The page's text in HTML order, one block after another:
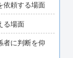
依頼する場面
る場面
者に判断を仰